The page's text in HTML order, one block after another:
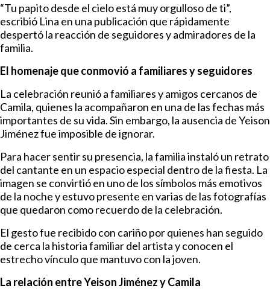
“Tu papito desde el cielo está muy orgulloso de ti”,
escribió Lina en una publicación que rápidamente
despertó la reacción de seguidores y admiradores de la
familia.
El homenaje que conmovió a familiares y seguidores
La celebración reunió a familiares y amigos cercanos de
Camila, quienes la acompañaron en una de las fechas más
importantes de su vida. Sin embargo, la ausencia de Yeison
Jiménez fue imposible de ignorar.
Para hacer sentir su presencia, la familia instaló un retrato
del cantante en un espacio especial dentro de la fiesta. La
imagen se convirtió en uno de los símbolos más emotivos
de la noche y estuvo presente en varias de las fotografías
que quedaron como recuerdo de la celebración.
El gesto fue recibido con cariño por quienes han seguido
de cerca la historia familiar del artista y conocen el
estrecho vínculo que mantuvo con la joven.
La relación entre Yeison Jiménez y Camila